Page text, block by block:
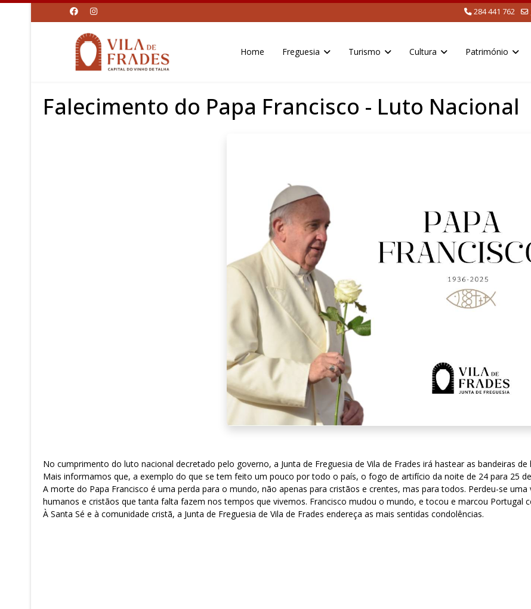
284 441 762
Home Freguesia Turismo Cultura Património
Falecimento do Papa Francisco - Luto Nacional
No cumprimento do luto nacional decretado pelo governo, a Junta de Freguesia de Vila de Frades irá hastear as bandeiras
Mais informamos que, a exemplo do que se tem feito um pouco por todo o país, o fogo de artifício da noite de 24 para 25
A morte do Papa Francisco é uma perda para o mundo, não apenas para cristãos e crentes, mas para todos. Perdeu-se
humanos e cristãos que tanta falta fazem nos tempos que vivemos. Francisco mudou o mundo, e tocou e marcou Portugal
À Santa Sé e à comunidade cristã, a Junta de Freguesia de Vila de Frades endereça as mais sentidas condolências.